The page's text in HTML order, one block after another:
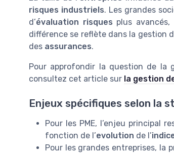
risques industriels. Les grandes
d’évaluation risques plus
différence se reflète dans la gestion
des assurances.
Pour approfondir la question de la
consultez cet article sur la gestion
Enjeux spécifiques selon la
Pour les PME, l’enjeu principal
fonction de l’evolution de l’
Pour les grandes entreprises, la